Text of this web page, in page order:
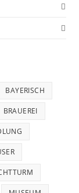
BAYERISCH
BRAUEREI